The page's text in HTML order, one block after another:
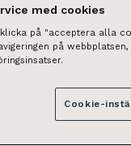
med cookies
på "acceptera alla
på
Cookie-